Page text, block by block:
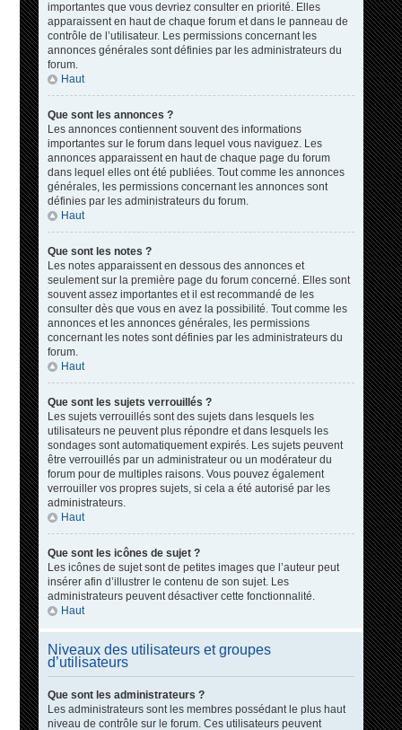
importantes que vous devriez consulter en priorité. Elles
apparaissent en haut de chaque forum et dans le panneau de
contrôle de l’utilisateur. Les permissions concernant les
annonces générales sont définies par les administrateurs du
forum.
Haut
Que sont les annonces ?
Les annonces contiennent souvent des informations
importantes sur le forum dans lequel vous naviguez. Les
annonces apparaissent en haut de chaque page du forum
dans lequel elles ont été publiées. Tout comme les annonces
générales, les permissions concernant les annonces sont
définies par les administrateurs du forum.
Haut
Que sont les notes ?
Les notes apparaissent en dessous des annonces et
seulement sur la première page du forum concerné. Elles sont
souvent assez importantes et il est recommandé de les
consulter dès que vous en avez la possibilité. Tout comme les
annonces et les annonces générales, les permissions
concernant les notes sont définies par les administrateurs du
forum.
Haut
Que sont les sujets verrouillés ?
Les sujets verrouillés sont des sujets dans lesquels les
utilisateurs ne peuvent plus répondre et dans lesquels les
sondages sont automatiquement expirés. Les sujets peuvent
être verrouillés par un administrateur ou un modérateur du
forum pour de multiples raisons. Vous pouvez également
verrouiller vos propres sujets, si cela a été autorisé par les
administrateurs.
Haut
Que sont les icônes de sujet ?
Les icônes de sujet sont de petites images que l’auteur peut
insérer afin d’illustrer le contenu de son sujet. Les
administrateurs peuvent désactiver cette fonctionnalité.
Haut
Niveaux des utilisateurs et groupes
d’utilisateurs
Que sont les administrateurs ?
Les administrateurs sont les membres possédant le plus haut
niveau de contrôle sur le forum. Ces utilisateurs peuvent